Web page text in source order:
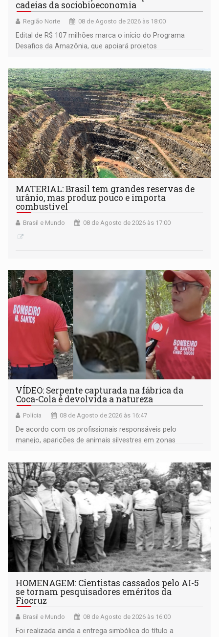
cadeias da sociobioeconomia
Região Norte 08 de Agosto de 2026 às 18:00
Edital de R$ 107 milhões marca o início do Programa
Desafios da Amazônia, que apoiará projetos
submissão de pré-propostas poderá ser feita até 1º de
setembro
MATERIAL: Brasil tem grandes reservas de
urânio, mas produz pouco e importa
combustível
Brasil e Mundo 08 de Agosto de 2026 às 17:00
VÍDEO: Serpente capturada na fábrica da
Coca-Cola é devolvida a natureza
Polícia 08 de Agosto de 2026 às 16:47
De acordo com os profissionais responsáveis pelo
manejo, aparições de animais silvestres em zonas
HOMENAGEM: Cientistas cassados pelo AI-5
se tornam pesquisadores eméritos da
Fiocruz
Brasil e Mundo 08 de Agosto de 2026 às 16:00
Foi realizada ainda a entrega simbólica do título a